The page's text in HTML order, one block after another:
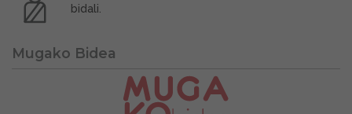
bidali.
Mugako Bidea